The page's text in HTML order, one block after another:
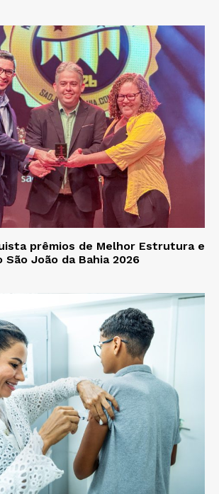
prêmios de Melhor Estrutura e
São João da Bahia 2026